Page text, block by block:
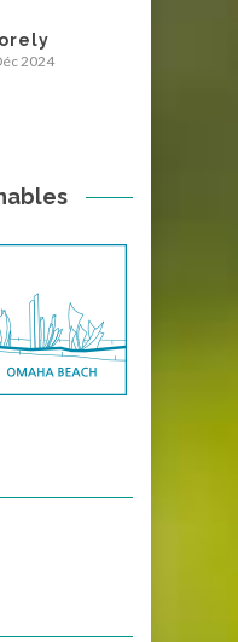
2024